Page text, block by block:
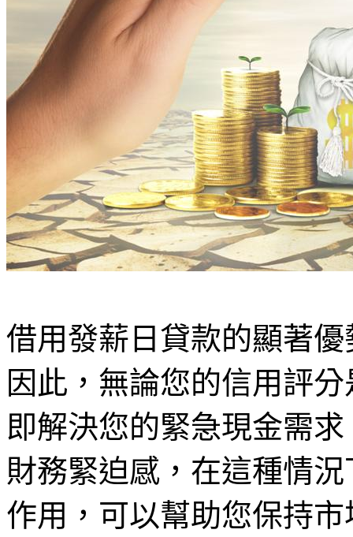
借用發薪日貸款的顯著
因此，無論您的信用評
即解決您的緊急現金需
財務緊迫感，在這種情況
作用，可以幫助您保持